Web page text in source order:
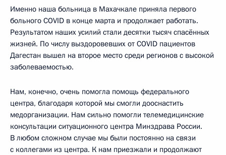
Именно наша больница в Махачкале приняла первого
больного COVID в конце марта и продолжает работать.
Результатом наших усилий стали десятки тысяч спасённых
жизней. По числу выздоровевших от COVID пациентов
Дагестан вышел на второе место среди регионов с высокой
заболеваемостью.
Нам, конечно, очень помогла помощь федерального
центра, благодаря которой мы смогли дооснастить
медорганизации. Нам сильно помогли телемедицинские
консультации ситуационного центра Минздрава России.
В любом сложном случае мы были постоянно на связи
с коллегами из центра. К нам приезжали и продолжают